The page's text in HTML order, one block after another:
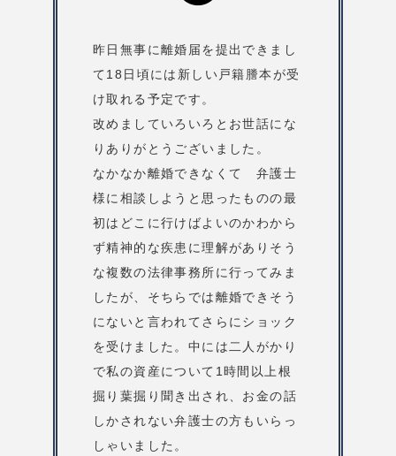
昨日無事に離婚届を提出できまし
て18日頃には新しい戸籍謄本が受
け取れる予定です。
改めましていろいろとお世話にな
りありがとうございました。
なかなか離婚できなくて 弁護士
様に相談しようと思ったものの最
初はどこに行けばよいのかわから
ず精神的な疾患に理解がありそう
な複数の法律事務所に行ってみま
したが、そちらでは離婚できそう
にないと言われてさらにショック
を受けました。中には二人がかり
で私の資産について1時間以上根
掘り葉掘り聞き出され、お金の話
しかされない弁護士の方もいらっ
しゃいました。